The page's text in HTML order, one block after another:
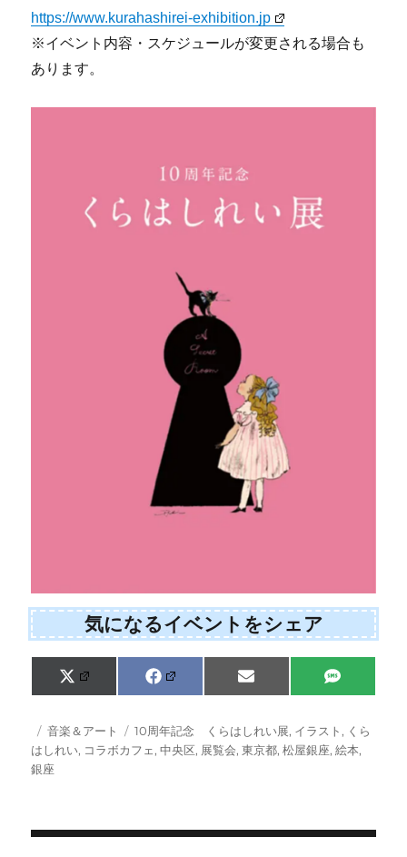
https://www.kurahashirei-exhibition.jp
※イベント内容・スケジュールが変更される場合も
あります。
気になるイベントをシェア
Share
on
X
(
w
i
Share
on
F
a
e
b
o
Share
on
E
m
i
l
Share
on
S
M
投
稿
日:
カ
テ
ゴ
音楽＆アート
タ
グ
10周年記念 くらはしれい展, イラスト, くら
はしれい, コラボカフェ,中央区, 展覧会,東京都,松屋銀座,絵本,
銀座